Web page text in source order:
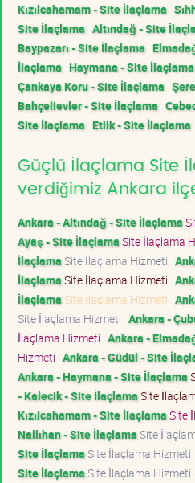
Kızılcahamam - Site İlaçlama
Site İlaçlama Altındağ - Site
Baypazarı - Site İlaçlama
İlaçlama Haymana - Site İlaçlama
Çankaya Koru - Site İlaçlama
Bahçelievler - Site İlaçlama
Site İlaçlama Etlik - Site İlaçlama
Güçlü İlaçlama Site
verdiğimiz Ankara
Ankara - Altındağ - Site İlaçlama
Ayaş - Site İlaçlamaSite İlaçlama
İlaçlamaSite İlaçlama Hizmeti
İlaçlamaSite İlaçlama Hizmeti
İlaçlama Site İlaçlama Hizmeti
Site İlaçlama Hizmeti Ankara -
İlaçlama Hizmeti Ankara -
Hizmeti Ankara - Güdül - Site
Ankara - Haymana - Site İlaçlama
- Kalecik - Site İlaçlamaSite
Kızılcahamam - Site İlaçlamaSite
Nallıhan - Site İlaçlamaSite
Site İlaçlamaSite İlaçlama Hizmeti
Site İlaçlamaSite İlaçlama Hizmeti